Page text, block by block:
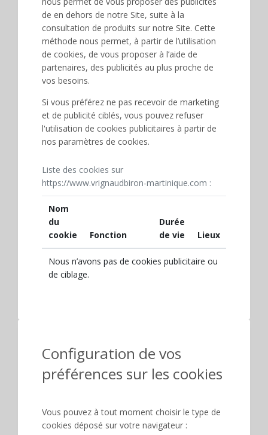
de en dehors de notre Site, suite à la
consultation de produits sur notre Site. Cette
méthode nous permet, à partir de l’utilisation
de cookies, de vous proposer à l’aide de
partenaires, des publicités au plus proche de
vos besoins.
Si vous préférez ne pas recevoir de marketing
et de publicité ciblés, vous pouvez refuser
l'utilisation de cookies publicitaires à partir de
nos paramètres de cookies.
Liste des cookies sur
https://www.vrignaudbiron-martinique.com :
Nom
du
cookie
Fonction
Durée
de vie
Lieux
Nous n’avons pas de cookies publicitaire ou
de ciblage.
Configuration de vos
préférences sur les cookies
Vous pouvez à tout moment choisir le type de
cookies déposé sur votre navigateur :